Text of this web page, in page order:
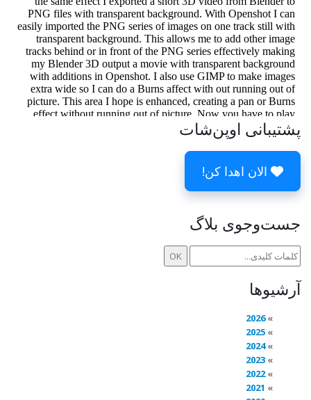
پشتیبانی اوپن‌شات
الان اهدا کن!
جست‌وجوی بلاگ
آرشیوها
2026
2025
2024
2023
2022
2021